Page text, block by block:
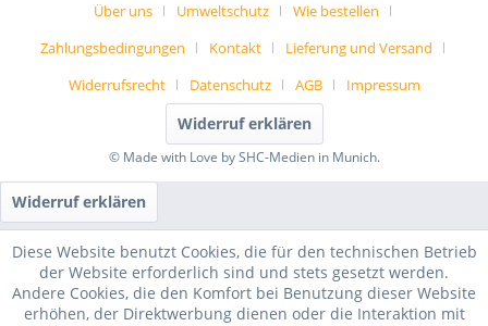
Über uns
Umweltschutz
Wie bestellen
Zahlungsbedingungen
Kontakt
Lieferung und Versand
Widerrufsrecht
Datenschutz AGB Impressum
Widerruf erklären
© Made with Love by SHC-Medien in Munich.
Diese Website benutzt Cookies, die für den technischen Betrieb
der Website erforderlich sind und stets gesetzt werden.
Andere Cookies, die den Komfort bei Benutzung dieser Website
erhöhen, der Direktwerbung dienen oder die Interaktion mit
Widerruf erklären